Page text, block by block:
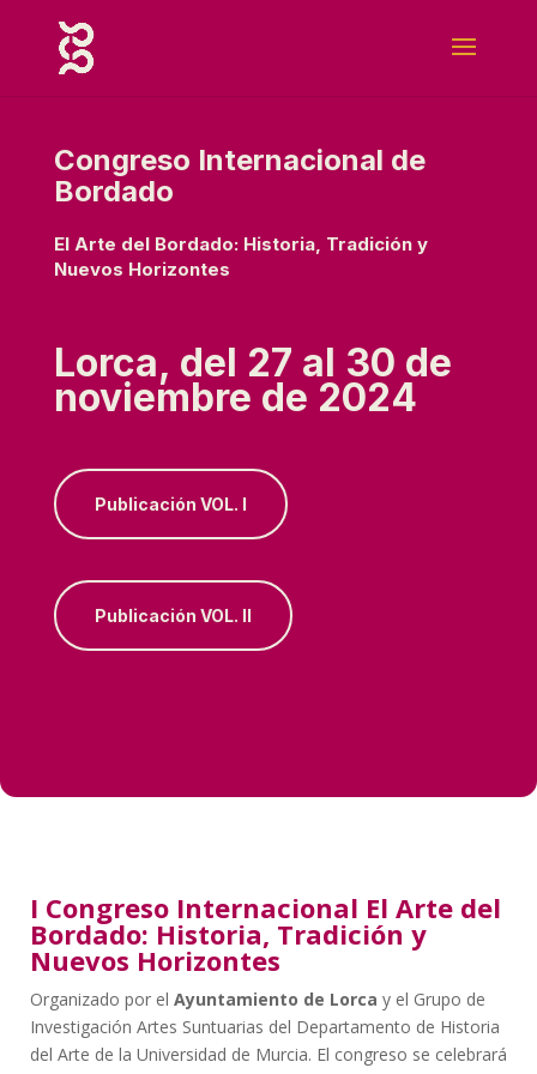
Congreso Internacional de
Bordado
El Arte del Bordado: Historia, Tradición y
Nuevos Horizontes
Lorca, del 27 al 30 de
noviembre de 2024
Publicación VOL. I
Publicación VOL. II
I Congreso Internacional El Arte del
Bordado: Historia, Tradición y
Nuevos Horizontes
Organizado por el Ayuntamiento de Lorca y el Grupo de
Investigación Artes Suntuarias del Departamento de Historia
del Arte de la Universidad de Murcia. El congreso se celebrará